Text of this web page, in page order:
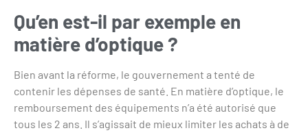
Qu’en est-il par exemple en
matière d’optique ?
Bien avant la réforme, le gouvernement a tenté de
contenir les dépenses de santé. En matière d’optique, le
remboursement des équipements n’a été autorisé que
tous les 2 ans. Il s’agissait de mieux limiter les achats à de